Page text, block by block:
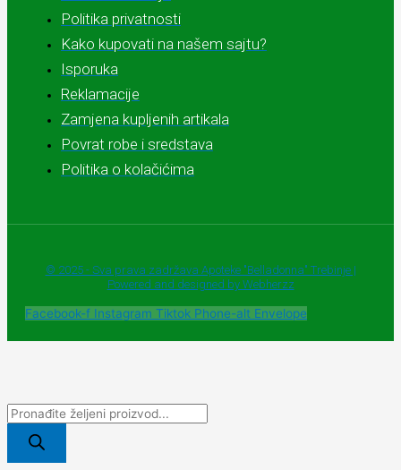
Politika privatnosti
Kako kupovati na našem sajtu?
Isporuka
Reklamacije
Zamjena kupljenih artikala
Povrat robe i sredstava
Politika o kolačićima
© 2025 - Sva prava zadržava Apoteke "Belladonna" Trebinje |
Powered and designed by Webherzz
Facebook-f Instagram Tiktok Phone-alt Envelope